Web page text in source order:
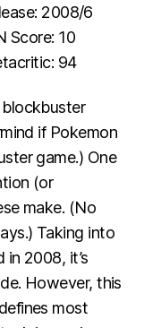
2008/6
Score: 10
94
if Pokemon
game.) One
(or
make. (No
Taking into
2008, it’s
However, this
most